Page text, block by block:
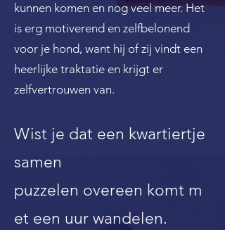
kunnen komen en nog veel meer. Het
is erg motiverend en zelfbelonend
voor je hond, want hij of zij vindt een
heerlijke traktatie en krijgt er
zelfvertrouwen van.
Wist je dat een kwartiertje
samen
puzzelen overeen komt m
et een uur wandelen.